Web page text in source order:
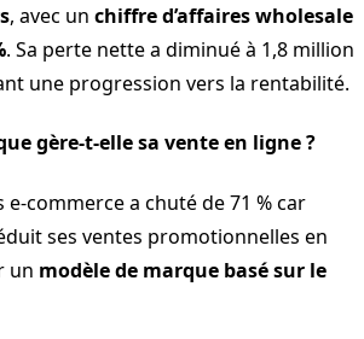
, avec un chiffre d’affaires wholesale
. Sa perte nette a diminué à 1,8 million
une progression vers la rentabilité.
gère-t-elle sa vente en ligne ?
e-commerce a chuté de 71 % car
ses ventes promotionnelles en
un modèle de marque basé sur le